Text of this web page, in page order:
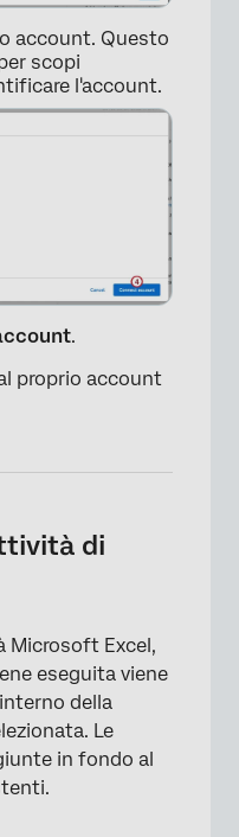
account. Questo
scopi
l'account.
.
proprio account
di
Microsoft Excel,
eseguita viene
della
Le
in fondo al